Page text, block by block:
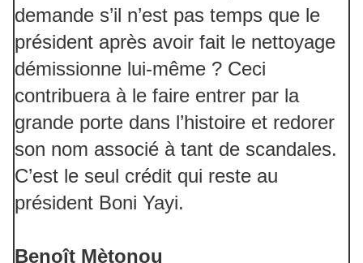
demande s’il n’est pas temps que le
président après avoir fait le nettoyage
démissionne lui-même ? Ceci
contribuera à le faire entrer par la
grande porte dans l’histoire et redorer
son nom associé à tant de scandales.
C’est le seul crédit qui reste au
président Boni Yayi.
Benoît Mètonou